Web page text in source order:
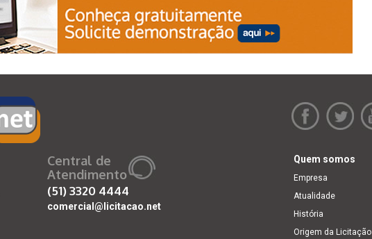
Central de
Atendimento
(51)3320 4444
comercial@licitacao.net
Quem somos
Empresa
Atualidade
História
Origem da Licitação